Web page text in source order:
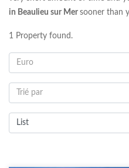
in Beaulieu sur Mer sooner than
1 Property found.
Euro
Trié par
List